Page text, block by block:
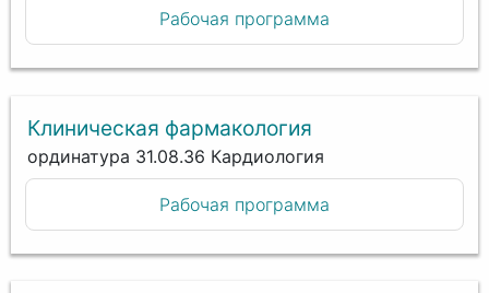
Рабочая программа
Клиническая фармакология
ординатура 31.08.36 Кардиология
Рабочая программа